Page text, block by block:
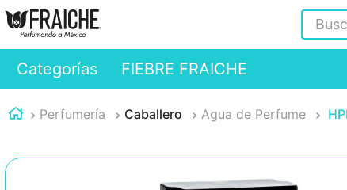
Buscar
Categorías FIEBRE FRAICHE
Perfumería Caballero Agua de Perfume